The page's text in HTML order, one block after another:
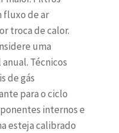
fluxo de ar
troca de calor.
uma
Técnicos
de gás
para o ciclo
internos e
esteja calibrado